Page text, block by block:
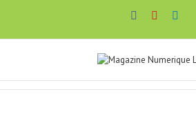
FacebookYouTube